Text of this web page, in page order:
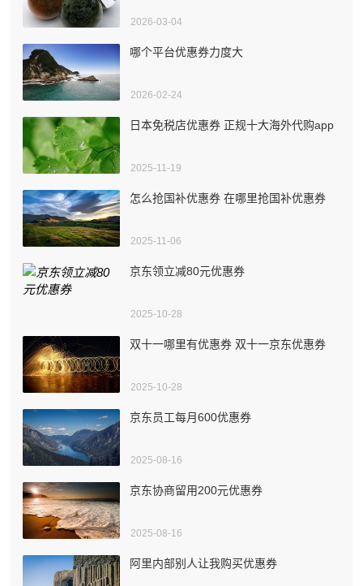
2026-03-04
哪个平台优惠券力度大
2026-02-24
日本免税店优惠券 正规十大海外代购app
2025-11-19
怎么抢国补优惠券 在哪里抢国补优惠券
2025-11-06
京东领立减80元优惠券
2025-10-28
双十一哪里有优惠券 双十一京东优惠券
2025-10-28
京东员工每月600优惠券
2025-08-16
京东协商留用200元优惠券
2025-08-16
阿里内部别人让我购买优惠券